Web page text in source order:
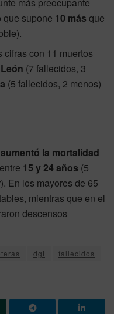
más preocupante
que supone 10 más que
con 11 muertos
(7 fallecidos, 3
(5 fallecidos, 2 menos)
aumentó la mortalidad
15 y 24 años (5
En los mayores de 65
mientras que en el
descensos
dgt
fallecidos